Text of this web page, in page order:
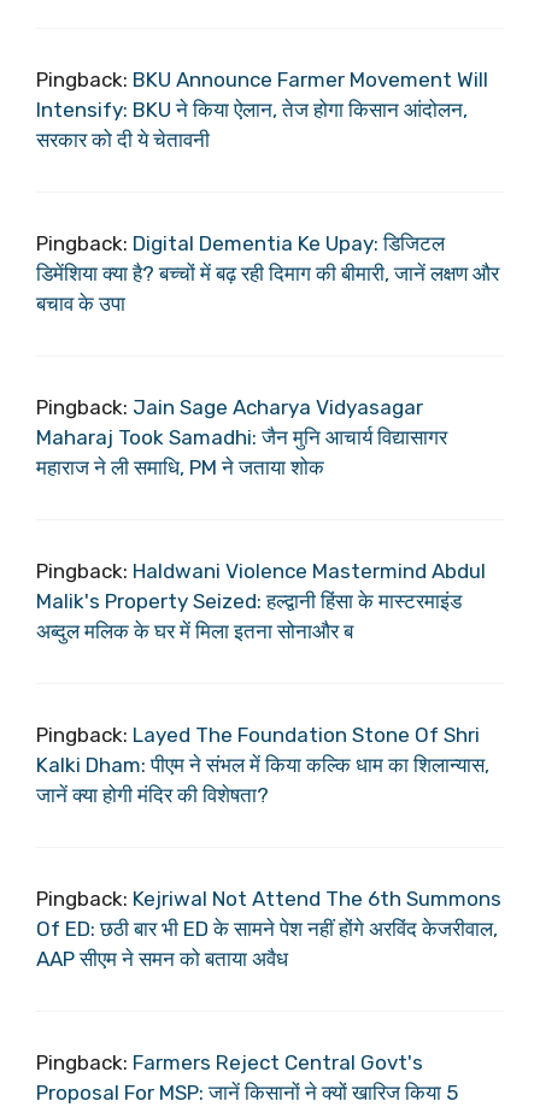
Pingback: BKU Announce Farmer Movement Will
Intensify: BKU ने किया ऐलान, तेज होगा किसान आंदोलन,
सरकार को दी ये चेतावनी
Pingback: Digital Dementia Ke Upay: डिजिटल
डिमेंशिया क्या है? बच्चों में बढ़ रही दिमाग की बीमारी, जानें लक्षण और
बचाव के उपा
Pingback: Jain Sage Acharya Vidyasagar
Maharaj Took Samadhi: जैन मुनि आचार्य विद्यासागर
महाराज ने ली समाधि, PM ने जताया शोक
Pingback: Haldwani Violence Mastermind Abdul
Malik's Property Seized: हल्द्वानी हिंसा के मास्टरमाइंड
अब्दुल मलिक के घर में मिला इतना सोनाऔर ब
Pingback: Layed The Foundation Stone Of Shri
Kalki Dham: पीएम ने संभल में किया कल्कि धाम का शिलान्यास,
जानें क्या होगी मंदिर की विशेषता?
Pingback: Kejriwal Not Attend The 6th Summons
Of ED: छठी बार भी ED के सामने पेश नहीं होंगे अरविंद केजरीवाल,
AAP सीएम ने समन को बताया अवैध
Pingback: Farmers Reject Central Govt's
Proposal For MSP: जानें किसानों ने क्यों खारिज किया 5